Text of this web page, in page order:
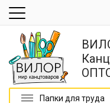
Папки для труда